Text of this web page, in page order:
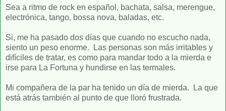
Sea a ritmo de rock en español, bachata, salsa, merengue,
electrónica, tango, bossa nova, baladas, etc.
Si, me ha pasado dos días que cuando no escucho nada,
siento un peso enorme. Las personas son más irritables y
difíciles de tratar, es como para mandar todo a la mierda e
irse para La Fortuna y hundirse en las termales.
Mi compañera de la par ha tenido un día de mierda. La que
está atrás también al punto de que lloró frustrada.